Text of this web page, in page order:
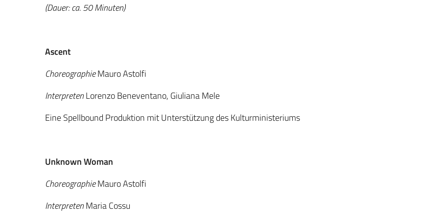
(Dauer: ca. 50 Minuten)
Ascent
ChoreographieMauro Astolfi
InterpretenLorenzo Beneventano, Giuliana Mele
Eine Spellbound Produktion mit Unterstützung des Kulturministeriums
Unknown Woman
ChoreographieMauro Astolfi
InterpretenMaria Cossu